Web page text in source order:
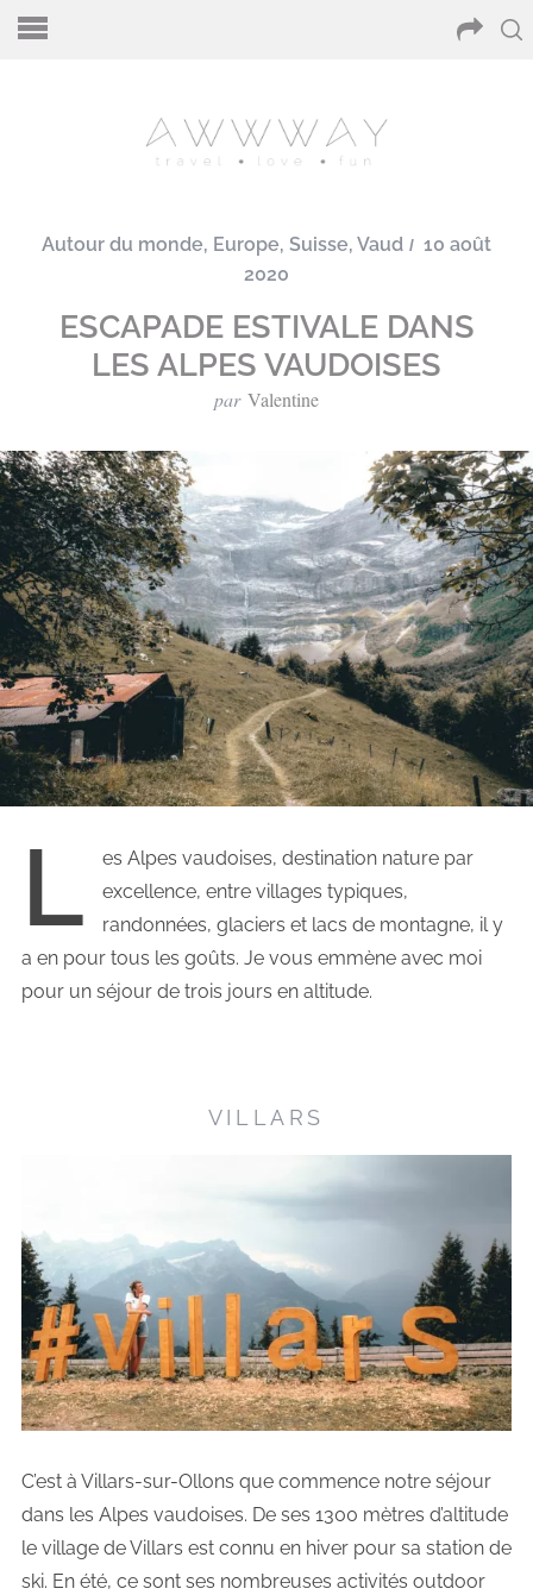
Autour du monde, Europe, Suisse, Vaud
10 août
2020
ESCAPADE ESTIVALE DANS
LES ALPES VAUDOISES
par Valentine
L
es Alpes vaudoises, destination nature par
excellence, entre villages typiques,
randonnées, glaciers et lacs de montagne, il y
a en pour tous les goûts. Je vous emmène avec moi
pour un séjour de trois jours en altitude.
VILLARS
C’est à Villars-sur-Ollons que commence notre séjour
dans les Alpes vaudoises. De ses 1300 mètres d’altitude
le village de Villars est connu en hiver pour sa station de
ski. En été, ce sont ses nombreuses activités outdoor